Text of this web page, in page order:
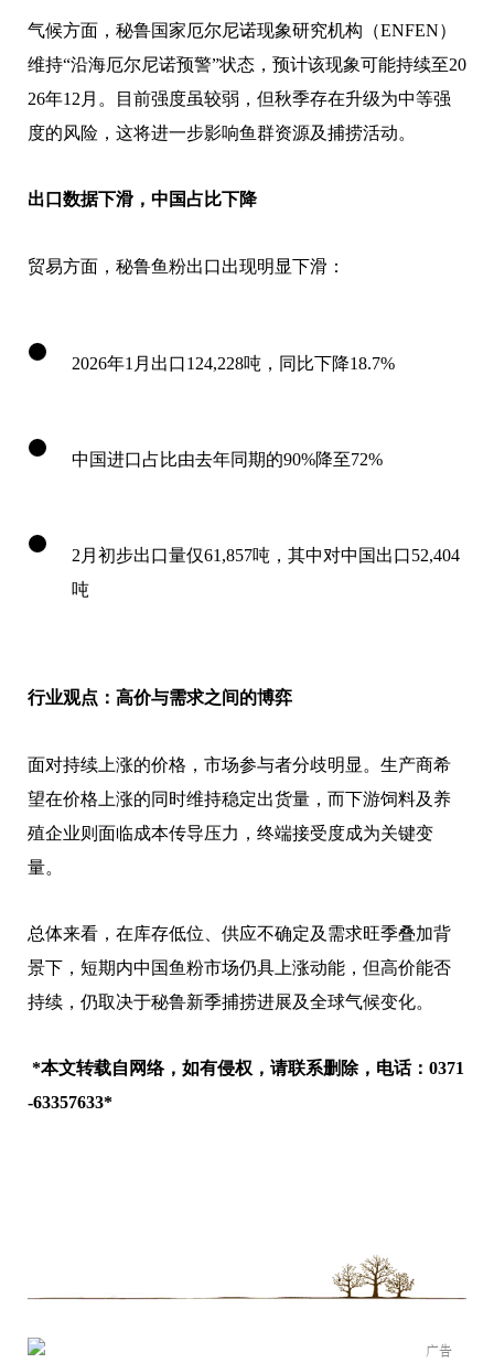
气候方面，秘鲁国家厄尔尼诺现象研究机构（ENFEN）
维持“沿海厄尔尼诺预警”状态，预计该现象可能持续至20
26年12月。目前强度虽较弱，但秋季存在升级为中等强
度的风险，这将进一步影响鱼群资源及捕捞活动。
出口数据下滑，中国占比下降
贸易方面，秘鲁鱼粉出口出现明显下滑：
2026年1月出口124,228吨，同比下降18.7%
中国进口占比由去年同期的90%降至72%
2月初步出口量仅61,857吨，其中对中国出口52,404
吨
行业观点：高价与需求之间的博弈
面对持续上涨的价格，市场参与者分歧明显。生产商希
望在价格上涨的同时维持稳定出货量，而下游饲料及养
殖企业则面临成本传导压力，终端接受度成为关键变
量。
总体来看，在库存低位、供应不确定及需求旺季叠加背
景下，短期内中国鱼粉市场仍具上涨动能，但高价能否
持续，仍取决于秘鲁新季捕捞进展及全球气候变化。
*本文转载自网络，如有侵权，请联系删除，电话：0371
-63357633*
广告